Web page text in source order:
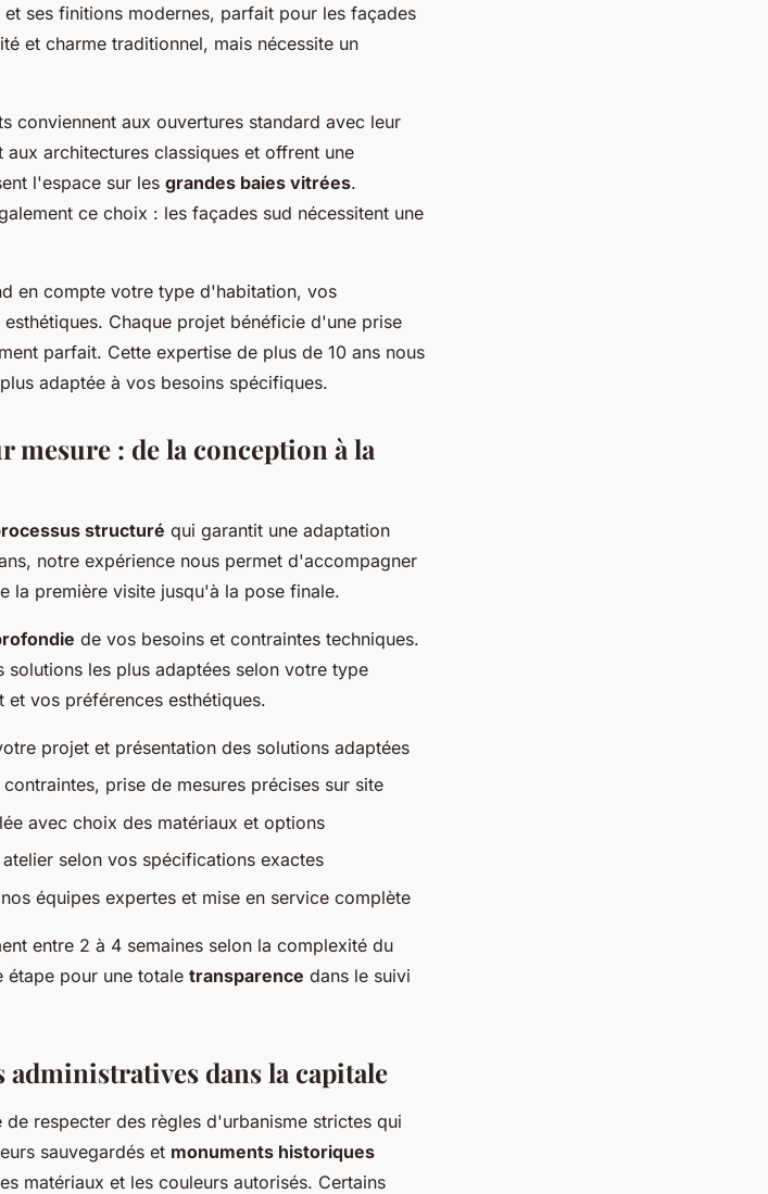
ses finitions modernes, parfait pour les façades
et charme traditionnel, mais nécessite un
conviennent aux ouvertures standard avec leur
architectures classiques et offrent une
l'espace sur les grandes baies vitrées.
ce choix : les façades sud nécessitent une
en compte votre type d'habitation, vos
Chaque projet bénéficie d'une prise
parfait. Cette expertise de plus de 10 ans nous
adaptée à vos besoins spécifiques.
mesure : de la conception à la
structuré qui garantit une adaptation
notre expérience nous permet d'accompagner
la première visite jusqu'à la pose finale.
de vos besoins et contraintes techniques.
les plus adaptées selon votre type
vos préférences esthétiques.
projet et présentation des solutions adaptées
prise de mesures précises sur site
avec choix des matériaux et options
selon vos spécifications exactes
équipes expertes et mise en service complète
entre 2 à 4 semaines selon la complexité du
étape pour une totale transparence dans le suivi
administratives dans la capitale
respecter des règles d'urbanisme strictes qui
sauvegardés et monuments historiques
matériaux et les couleurs autorisés. Certains